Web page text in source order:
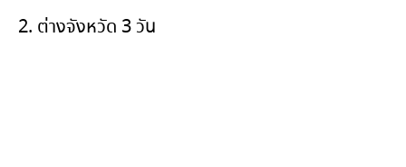
2. ต่างจังหวัด 3 วัน